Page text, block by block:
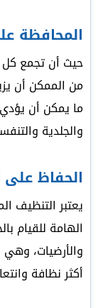
المحافظة
حيث أن تجمع كل
من الممكن أن
ما يمكن أن يؤدي
والجلدية
الحفاظ
يعتبر التنظيف
الهامة للقيام
والأرضيات،
أكثر نظافة